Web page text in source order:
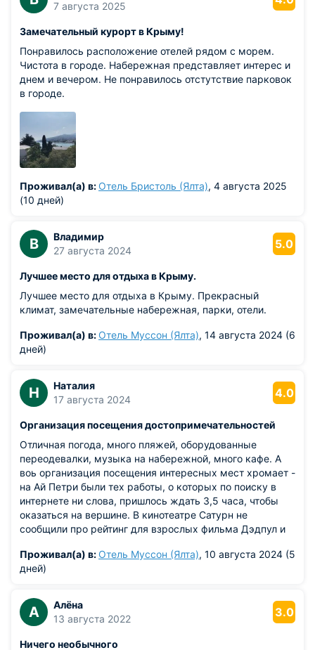
7 августа 2025
Замечательный курорт в Крыму!
Понравилось расположение отелей рядом с морем.
Чистота в городе. Набережная представляет интерес и
днем и вечером. Не понравилось отстутствие парковок
в городе.
Проживал(а) в: Отель Бристоль (Ялта), 4 августа 2025
(10 дней)
В
Владимир
27 августа 2024
5.0
Лучшее место для отдыха в Крыму.
Лучшее место для отдыха в Крыму. Прекрасный
климат, замечательные набережная, парки, отели.
Проживал(а) в: Отель Муссон (Ялта), 14 августа 2024 (6
дней)
Н
Наталия
17 августа 2024
4.0
Организация посещения достопримечательностей
Отличная погода, много пляжей, оборудованные
переодевалки, музыка на набережной, много кафе. А
воь организация посещения интересных мест хромает -
на Ай Петри были тех работы, о которых по поиску в
интернете ни слова, пришлось ждать 3,5 часа, чтобы
оказаться на вершине. В кинотеатре Сатурн не
сообщили про рейтинг для взрослых фильма Дэдпул и
Алушту делают дорогу, в обе стороны пробки. Июль
месяц самый туристический, а человеческий фактор
Проживал(а) в: Отель Муссон (Ялта), 10 августа 2024 (5
дней)
А
Алёна
13 августа 2022
3.0
Ничего необычного